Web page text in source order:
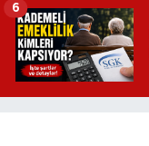
6